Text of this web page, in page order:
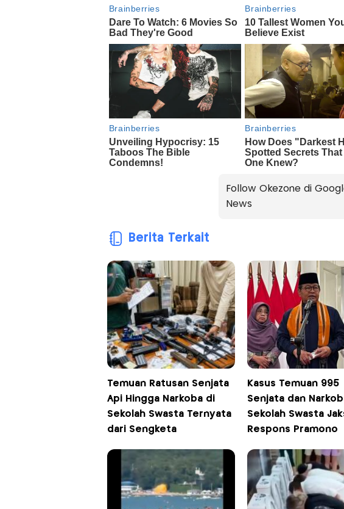
Follow Okezone di
News
Berita Terkait
Temuan Ratusan Senjata
Api Hingga Narkoba di
Sekolah Swasta Ternyata
dari Sengketa
Kasus Temuan 995
Senjata dan
Sekolah Swasta
Respons Pramono